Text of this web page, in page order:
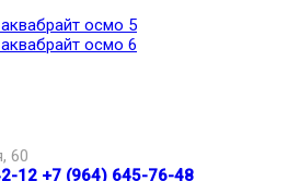
осмо 5
осмо 6
60
12 +7 (964) 645-76-48